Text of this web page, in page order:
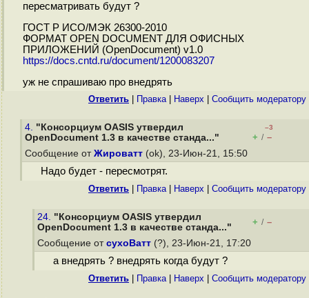
пересматривать будут ?
ГОСТ Р ИСО/МЭК 26300-2010
ФОРМАТ OPEN DOCUMENT ДЛЯ ОФИСНЫХ
ПРИЛОЖЕНИЙ (OpenDocument) v1.0
https://docs.cntd.ru/document/1200083207
уж не спрашиваю про внедрять
Ответить Правка| Наверх Cообщить модератору
4. "Консорциум OASIS утвердил
OpenDocument 1.3 в качестве станда..."
–3
+ / –
Сообщение от Жироватт (ok), 23-Июн-21, 15:50
Надо будет - пересмотрят.
Ответить Правка| Наверх Cообщить модератору
24. "Консорциум OASIS утвердил
OpenDocument 1.3 в качестве станда..."
+ / –
Сообщение от сухоВатт (?), 23-Июн-21, 17:20
а внедрять ? внедрять когда будут ?
Ответить Правка| Наверх Cообщить модератору